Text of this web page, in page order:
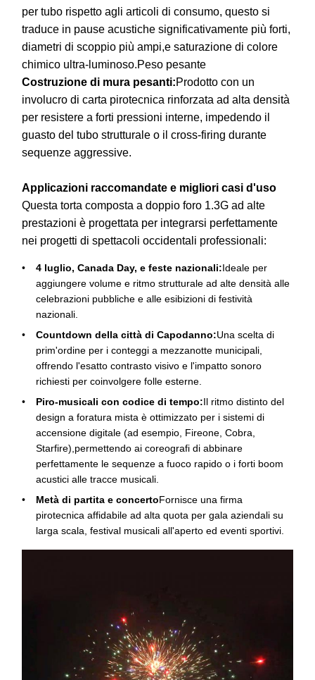
per tubo rispetto agli articoli di consumo, questo si
traduce in pause acustiche significativamente più forti,
diametri di scoppio più ampi,e saturazione di colore
chimico ultra-luminoso.Peso pesante
Costruzione di mura pesanti:Prodotto con un
involucro di carta pirotecnica rinforzata ad alta densità
per resistere a forti pressioni interne, impedendo il
guasto del tubo strutturale o il cross-firing durante
sequenze aggressive.
Applicazioni raccomandate e migliori casi d'uso
Questa torta composta a doppio foro 1.3G ad alte
prestazioni è progettata per integrarsi perfettamente
nei progetti di spettacoli occidentali professionali:
4 luglio, Canada Day, e feste nazionali:Ideale per
aggiungere volume e ritmo strutturale ad alte densità alle
celebrazioni pubbliche e alle esibizioni di festività
nazionali.
Countdown della città di Capodanno:Una scelta di
prim'ordine per i conteggi a mezzanotte municipali,
offrendo l'esatto contrasto visivo e l'impatto sonoro
richiesti per coinvolgere folle esterne.
Piro-musicali con codice di tempo:Il ritmo distinto del
design a foratura mista è ottimizzato per i sistemi di
accensione digitale (ad esempio, Fireone, Cobra,
Starfire),permettendo ai coreografi di abbinare
perfettamente le sequenze a fuoco rapido o i forti boom
acustici alle tracce musicali.
Metà di partita e concertoFornisce una firma
pirotecnica affidabile ad alta quota per gala aziendali su
larga scala, festival musicali all'aperto ed eventi sportivi.